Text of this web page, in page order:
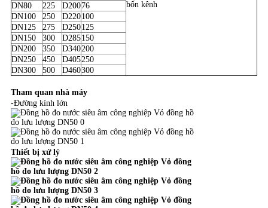
bốn kênh
DN80 225 D20076
DN100
250 D220100
DN125
275 D250125
DN150
300 D285150
DN200
350 D340200
DN250
450 D405250
DN300
500 D460300
Tham quan nhà máy
-Đường kính lớn
Thiết bị xử lý